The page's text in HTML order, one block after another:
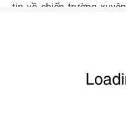
tin về chiến trường